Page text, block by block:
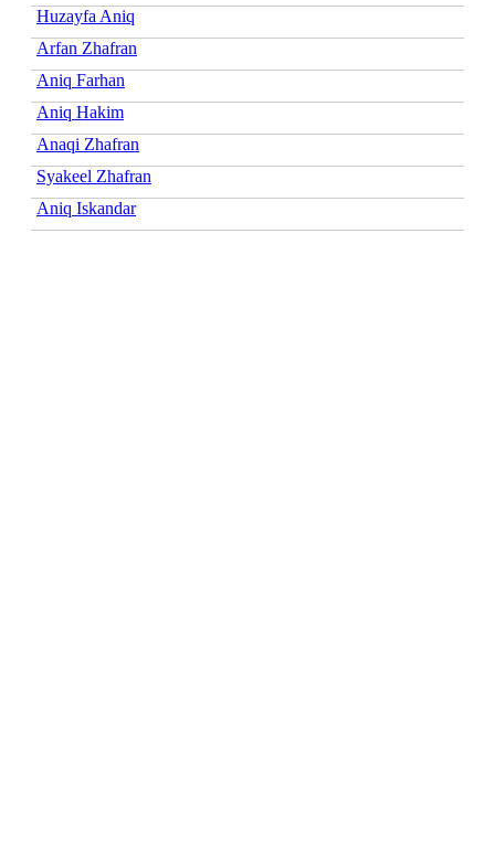
Huzayfa Aniq
Arfan Zhafran
Aniq Farhan
Aniq Hakim
Anaqi Zhafran
Syakeel Zhafran
Aniq Iskandar